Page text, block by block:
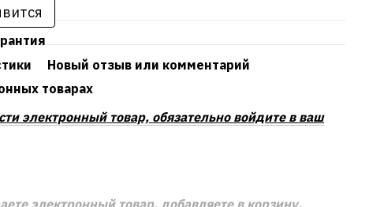
Новый отзыв или комментарий
товарах
электронный товар, обязательно войдите в ваш
электронный товар, добавляете в корзину,